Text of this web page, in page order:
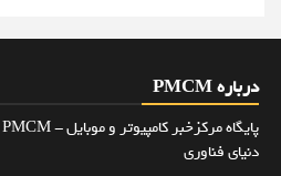
درباره PMCM
دنیای فناوری